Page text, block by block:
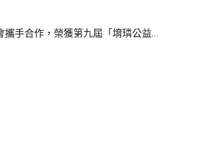
手合作，榮獲第九屆「堉璘公益…